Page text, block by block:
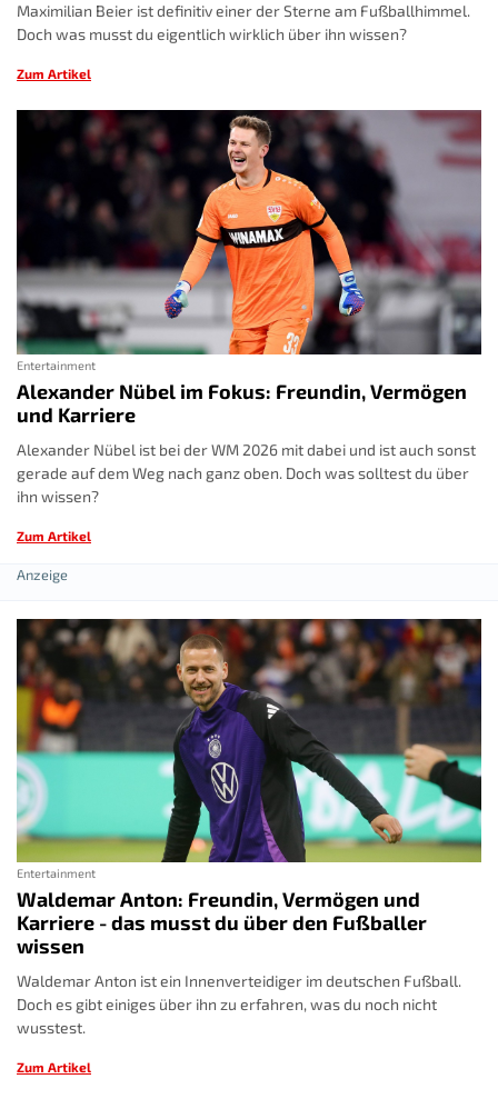
Maximilian Beier ist definitiv einer der Sterne am Fußballhimmel.
Doch was musst du eigentlich wirklich über ihn wissen?
Zum Artikel
Entertainment
Alexander Nübel im Fokus: Freundin, Vermögen
und Karriere
Alexander Nübel ist bei der WM 2026 mit dabei und ist auch sonst
gerade auf dem Weg nach ganz oben. Doch was solltest du über
ihn wissen?
Zum Artikel
Entertainment
Waldemar Anton: Freundin, Vermögen und
Karriere - das musst du über den Fußballer
wissen
Waldemar Anton ist ein Innenverteidiger im deutschen Fußball.
Doch es gibt einiges über ihn zu erfahren, was du noch nicht
wusstest.
Zum Artikel